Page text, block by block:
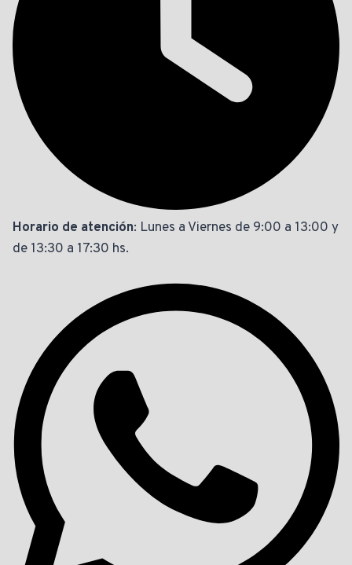
Horario de atención: Lunes a Viernes de 9:00 a 13:00 y
de 13:30 a 17:30 hs.